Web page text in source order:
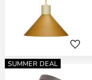
SUMMER DEAL